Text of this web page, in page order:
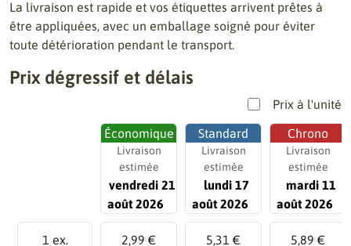
La livraison est rapide et vos étiquettes arrivent prêtes à
être appliquées, avec un emballage soigné pour éviter
toute détérioration pendant le transport.
Prix dégressif et délais
Prix à l'unité
Économique
Livraison
estimée
vendredi 21
août 2026
Standard
Livraison
estimée
lundi 17
août 2026
Chrono
Livraison
estimée
mardi 11
août 2026
1 ex. 2,99 € 5,31 € 5,89 €